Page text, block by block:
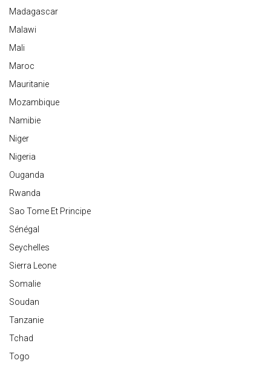
Madagascar
Malawi
Mali
Maroc
Mauritanie
Mozambique
Namibie
Niger
Nigeria
Ouganda
Rwanda
Sao Tome Et Principe
Sénégal
Seychelles
Sierra Leone
Somalie
Soudan
Tanzanie
Tchad
Togo